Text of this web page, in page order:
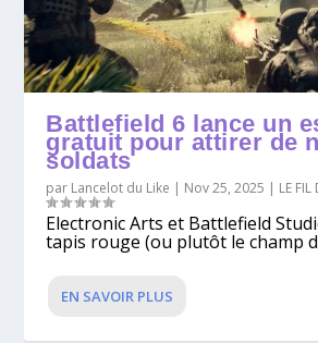
Battlefield 6 lance un
gratuit pour attirer de
soldats
par Lancelot du Like | Nov 25, 2025 | LE
Electronic Arts et Battlefield
tapis rouge (ou plutôt le champ
EN SAVOIR PLUS